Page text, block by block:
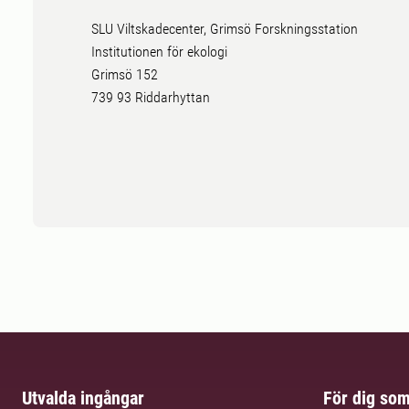
SLU Viltskadecenter, Grimsö Forskningsstation
Institutionen för ekologi
Grimsö 152
739 93 Riddarhyttan
Utvalda ingångar För dig som